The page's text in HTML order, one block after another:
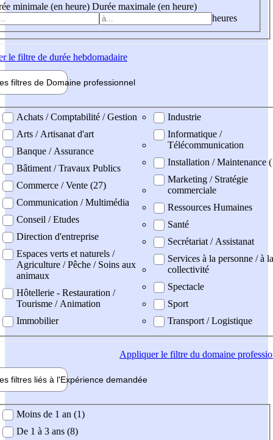
minimale (en heure) Durée maximale (en heure)
heures
le filtre de durée hebdomadaire
filtres de Domaine professionnel
professionel
Achats / Comptabilité / Gestion
Arts / Artisanat d'art
Banque / Assurance
Bâtiment / Travaux Publics
Commerce / Vente (27)
Communication / Multimédia
Conseil / Etudes
Direction d'entreprise
Espaces verts et naturels /
Agriculture / Pêche / Soins aux
animaux
Hôtellerie - Restauration /
Tourisme / Animation
Immobilier
Industrie
Informatique /
Télécommunication
Installation / Maintenance
Marketing / Stratégie
commerciale
Ressources Humaines
Santé
Secrétariat / Assistanat
Services à la personne / à la
collectivité
Spectacle
Sport
Transport / Logistique
Appliquerle filtre du domaine
filtres liés à l'Expérience demandée
demandée
Moins de 1 an (1)
De 1 à 3 ans (8)